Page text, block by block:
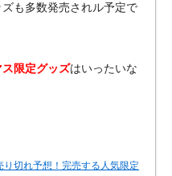
も多数発売されル予定で
ス限定グッズはいったいな
り切れ予想！完売する人気限定